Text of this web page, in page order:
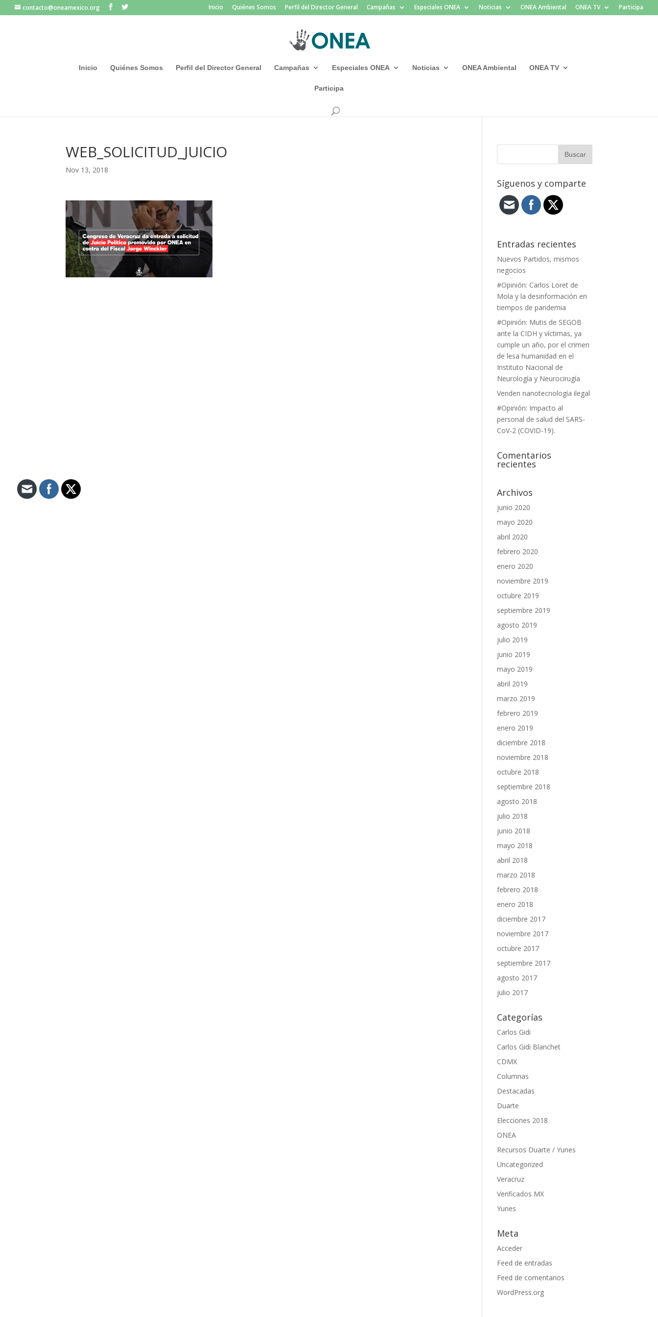
contacto@oneamexico.org Inicio Quiénes Somos Perfil del Director General Campañas Especiales ONEA Noticias ONEA Ambiental ONEA TV Participa
Inicio Quiénes Somos Perfil del Director General Campañas Especiales ONEA Noticias ONEA Ambiental ONEA TV
Participa
WEB_SOLICITUD_JUICIO
Nov 13, 2018
Síguenos y comparte
Entradas recientes
Nuevos Partidos, mismos
negocios
#Opinión: Carlos Loret de
Mola y la desinformación en
tiempos de pandemia
#Opinión: Mutis de SEGOB
ante la CIDH y víctimas, ya
cumple un año, por el crimen
de lesa humanidad en el
Instituto Nacional de
Neurología y Neurocirugía
Venden nanotecnología ilegal
#Opinión: Impacto al
personal de salud del SARS-
CoV-2 (COVID-19).
Comentarios
recientes
Archivos
junio 2020
mayo 2020
abril 2020
febrero 2020
enero 2020
noviembre 2019
octubre 2019
septiembre 2019
agosto 2019
julio 2019
junio 2019
mayo 2019
abril 2019
marzo 2019
febrero 2019
enero 2019
diciembre 2018
noviembre 2018
octubre 2018
septiembre 2018
agosto 2018
julio 2018
junio 2018
mayo 2018
abril 2018
marzo 2018
febrero 2018
enero 2018
diciembre 2017
noviembre 2017
octubre 2017
septiembre 2017
agosto 2017
julio 2017
Categorías
Carlos Gidi
Carlos Gidi Blanchet
CDMX
Columnas
Destacadas
Duarte
Elecciones 2018
ONEA
Recursos Duarte / Yunes
Uncategorized
Veracruz
Verificados MX
Yunes
Meta
Acceder
Feed de entradas
Feed de comentarios
WordPress.org